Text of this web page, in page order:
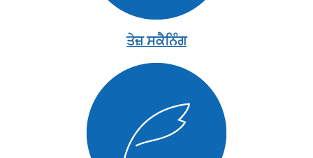
ਤੇਜ਼ ਸਕੈਨਿੰਗ